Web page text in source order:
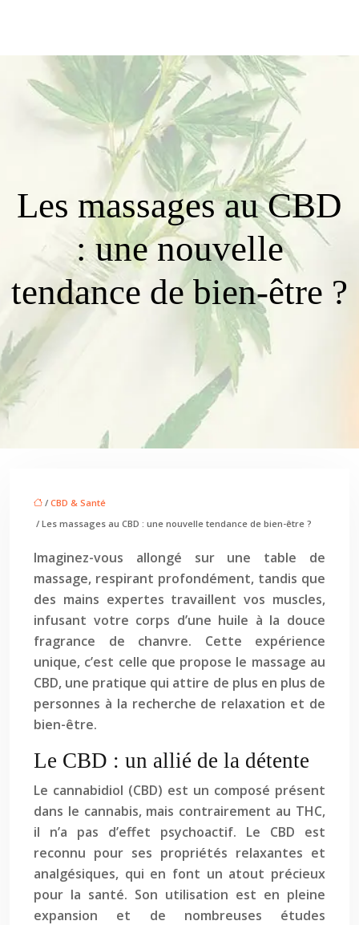
Les massages au CBD
: une nouvelle
tendance de bien-être ?
/ CBD & Santé
/ Les massages au CBD : une nouvelle tendance de bien-être ?
Imaginez-vous allongé sur une table de
massage, respirant profondément, tandis que
des mains expertes travaillent vos muscles,
infusant votre corps d’une huile à la douce
fragrance de chanvre. Cette expérience
unique, c’est celle que propose le massage au
CBD, une pratique qui attire de plus en plus de
personnes à la recherche de relaxation et de
bien-être.
Le CBD : un allié de la détente
Le cannabidiol (CBD) est un composé présent
dans le cannabis, mais contrairement au THC,
il n’a pas d’effet psychoactif. Le CBD est
reconnu pour ses propriétés relaxantes et
analgésiques, qui en font un atout précieux
pour la santé. Son utilisation est en pleine
expansion et de nombreuses études